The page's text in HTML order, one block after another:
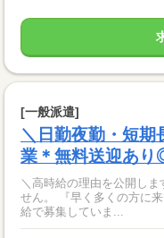
[一般派遣]
＼日勤夜勤・短期
業＊無料送迎あ
＼高時給の理由を公開します！／ 「難しい仕事だから
せん。 『早く多くの方に
給で募集していま...